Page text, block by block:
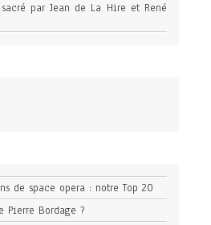
par Jean de La Hire et René
de space opera : notre Top 20
Pierre Bordage ?